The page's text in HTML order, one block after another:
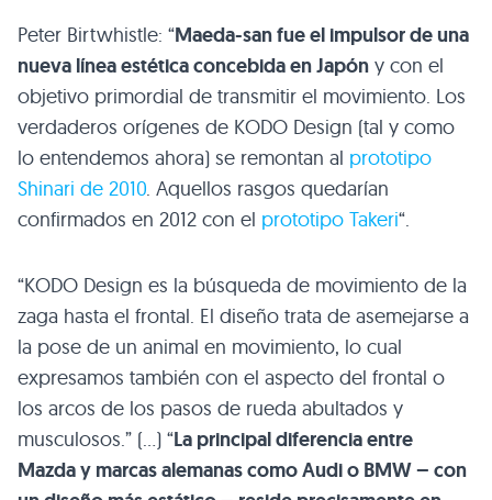
Peter Birtwhistle: “Maeda-san fue el impulsor de una
nueva línea estética concebida en Japón y con el
objetivo primordial de transmitir el movimiento. Los
verdaderos orígenes de KODO Design (tal y como
lo entendemos ahora) se remontan al prototipo
Shinari de 2010. Aquellos rasgos quedarían
confirmados en 2012 con el prototipo Takeri“.
“KODO Design es la búsqueda de movimiento de la
zaga hasta el frontal. El diseño trata de asemejarse a
la pose de un animal en movimiento, lo cual
expresamos también con el aspecto del frontal o
los arcos de los pasos de rueda abultados y
musculosos.” (…) “La principal diferencia entre
Mazda y marcas alemanas como Audi o BMW– con